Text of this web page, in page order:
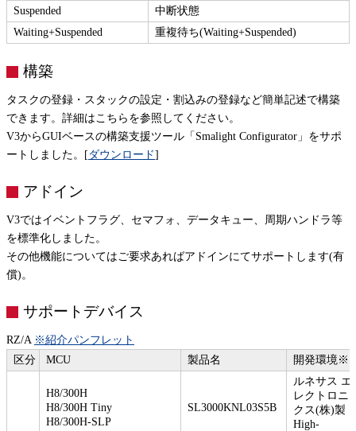
Suspended
中断状態
Waiting+Suspended
重複待ち(Waiting+Suspended)
構築
タスクの登録・スタックの設定・割込みの登録など簡単記述で構築
できます。詳細はこちらを参照してください。
V3からGUIベースの構築支援ツール「Smalight Configurator」をサポ
ートしました。[ ダウンロード]
アドイン
V3ではイベントフラグ、セマフォ、データキュー、周期ハンドラ等
を標準化しました。
その他機能についてはご要求あればアドインにてサポートします(有
償)。
サポートデバイス
RZ/A ※紹介パンフレット
区分
MCU 製品名 開発環境※
H8/300H
H8/300H Tiny
H8/300H-SLP
SL3000KNL03S5B
ルネサス エ
レクトロニ
クス(株)製
High-